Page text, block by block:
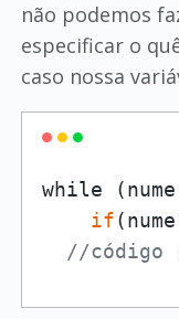
não podemos
especificar o
caso nossa
while
if
//código